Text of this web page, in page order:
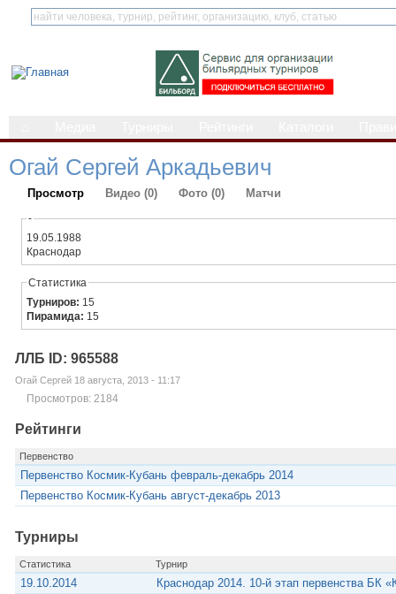
Огай Сергей Аркадьевич
Просмотр Видео (0) Фото (0) Матчи
-
19.05.1988
Краснодар
Статистика
Турниров: 15
Пирамида: 15
ЛЛБ ID: 965588
Огай Сергей 18 августа, 2013 - 11:17
Просмотров: 2184
Рейтинги
Первенство
Первенство Космик-Кубань февраль-декабрь 2014
Первенство Космик-Кубань август-декабрь 2013
Турниры
Статистика Турнир
19.10.2014
Краснодар 2014. 10-й этап первенства БК